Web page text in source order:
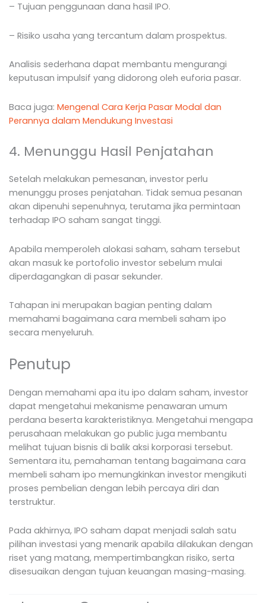
– Tujuan penggunaan dana hasil IPO.
– Risiko usaha yang tercantum dalam prospektus.
Analisis sederhana dapat membantu mengurangi
keputusan impulsif yang didorong oleh euforia pasar.
Baca juga: Mengenal Cara Kerja Pasar Modal dan
Perannya dalam Mendukung Investasi
4. Menunggu Hasil Penjatahan
Setelah melakukan pemesanan, investor perlu
menunggu proses penjatahan. Tidak semua pesanan
akan dipenuhi sepenuhnya, terutama jika permintaan
terhadap IPO saham sangat tinggi.
Apabila memperoleh alokasi saham, saham tersebut
akan masuk ke portofolio investor sebelum mulai
diperdagangkan di pasar sekunder.
Tahapan ini merupakan bagian penting dalam
memahami bagaimana cara membeli saham ipo
secara menyeluruh.
Penutup
Dengan memahami apa itu ipo dalam saham, investor
dapat mengetahui mekanisme penawaran umum
perdana beserta karakteristiknya. Mengetahui mengapa
perusahaan melakukan go public juga membantu
melihat tujuan bisnis di balik aksi korporasi tersebut.
Sementara itu, pemahaman tentang bagaimana cara
membeli saham ipo memungkinkan investor mengikuti
proses pembelian dengan lebih percaya diri dan
terstruktur.
Pada akhirnya, IPO saham dapat menjadi salah satu
pilihan investasi yang menarik apabila dilakukan dengan
riset yang matang, mempertimbangkan risiko, serta
disesuaikan dengan tujuan keuangan masing-masing.